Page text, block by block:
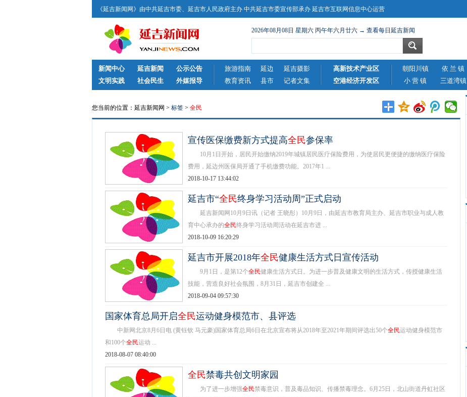
《延吉新闻网》由中共延吉市委、延吉市人民政府主办 中共延吉市委宣传部承办 延吉市互联网信息中心运营
2026年08月08日 星期六 丙午年六月廿六 → 查看每日延吉新闻
新闻中心 延吉新闻 公示公告 旅游指南 延边 延吉摄影 高新技术产业区 朝阳川镇 依 兰 镇
文明实践
社会民生 外媒报导 教育资讯 县市 记者文集 空港经济开发区 小 营 镇 三道湾镇
您当前的位置：延吉新闻网 > 标签 > 全民
宣传医保缴费新方式提高全民参保率
10月1日开始，居民开始缴纳2019年城镇居民医疗保险费用，为使居民更便捷的缴纳医疗保险
费用，延边州医保局开通了手机缴费功能。2017年1 ...
2018-10-17 13:44:02
延吉市“全民终身学习活动周”正式启动
延吉新闻网10月9日讯（记者 王晓彤）10月9日，由延吉市教育局主办、延吉市职业与成人教
育中心承办的全民终身学习活动周活动在延吉市进 ...
2018-10-09 16:20:29
延吉市开展2018年全民健康生活方式日宣传活动
9月1日，是第12个全民健康生活方式日。为进一步普及健康文明的生活方式，传授健康生活
技能，营造良好社会氛围，8月31日，延吉市创建全 ...
2018-09-04 09:57:30
国家体育总局开启全民运动健身模范市、县评选
中新网北京8月6日电 (黄钰钦 马元豪)国家体育总局6日在北京宣布将从2018年至2021年期间评选出50个全民运动健身模范市
和100个全民运动 ...
2018-08-07 08:40:00
全民禁毒共创文明家园
为了进一步增强全民禁毒意识，普及毒品知识、传播禁毒理念。6月25日，北山街道丹虹社区